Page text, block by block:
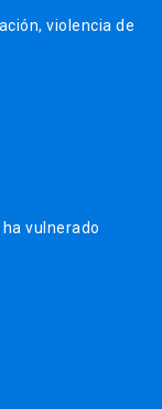
violencia de
vulnerado